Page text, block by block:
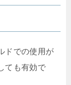
ドでの使用が
ても有効で